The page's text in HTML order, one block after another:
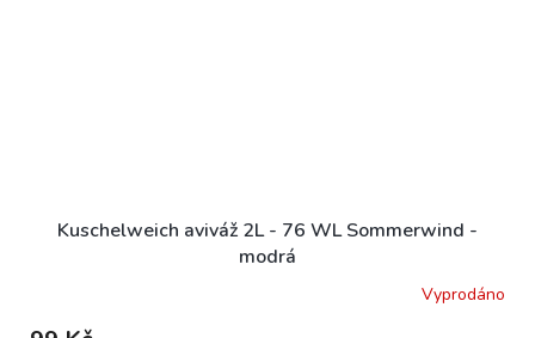
Kuschelweich aviváž 2L - 76 WL Sommerwind -
modrá
Vyprodáno